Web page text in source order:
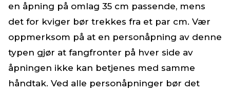
en åpning på omlag 35 cm passende, mens
det for kviger bør trekkes fra et par cm. Vær
oppmerksom på at en personåpning av denne
typen gjør at fangfronter på hver side av
åpningen ikke kan betjenes med samme
håndtak. Ved alle personåpninger bør det